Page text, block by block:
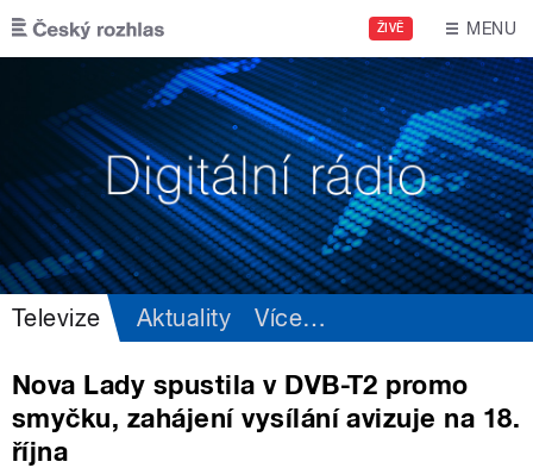
Přejít k hlavnímu obsahu
ŽIVĚ MENU
Televize Aktuality Více…
Nova Lady spustila v DVB-T2 promo
smyčku, zahájení vysílání avizuje na 18.
října